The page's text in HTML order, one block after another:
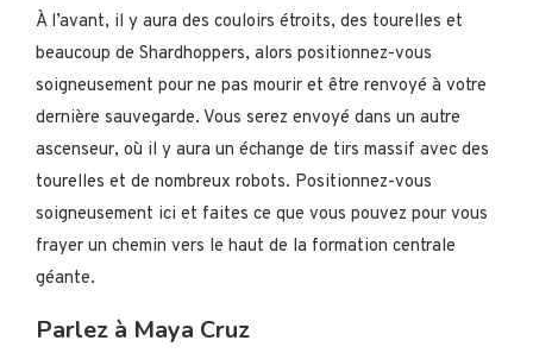
À l’avant, il y aura des couloirs étroits, des tourelles et
beaucoup de Shardhoppers, alors positionnez-vous
soigneusement pour ne pas mourir et être renvoyé à votre
dernière sauvegarde. Vous serez envoyé dans un autre
ascenseur, où il y aura un échange de tirs massif avec des
tourelles et de nombreux robots. Positionnez-vous
soigneusement ici et faites ce que vous pouvez pour vous
frayer un chemin vers le haut de la formation centrale
géante.
Parlez à Maya Cruz